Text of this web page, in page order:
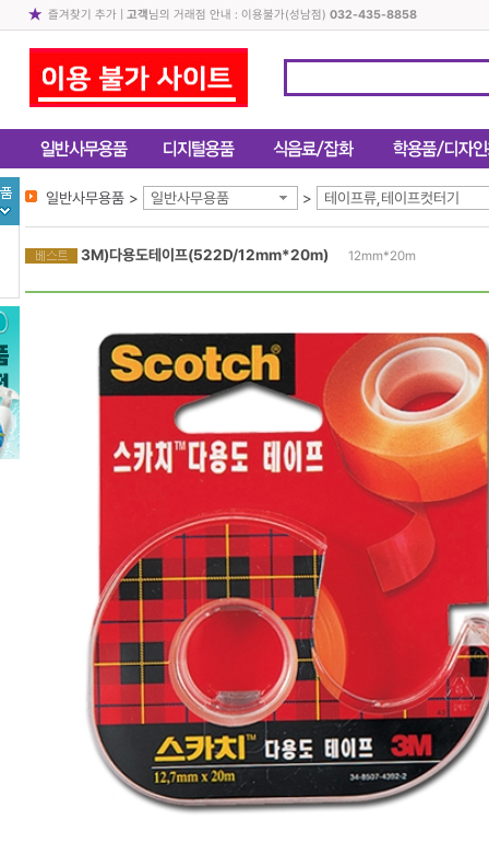
즐겨찾기 추가| 고객님의 거래점 안내 : 이용불가(성남점) 032-435-8858
일반사무용품 > 일반사무용품 > 테이프류,테이프컷터기
3M)다용도테이프(522D/12mm*20m) 12mm*20m